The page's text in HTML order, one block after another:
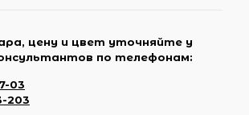
цену и цвет уточняйте у
по телефонам:
03
203